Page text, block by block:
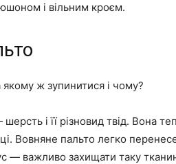
і вільним кроєм.
якому ж зупинитися і чому?
і її різновид твід. Вона
Вовняне пальто легко
— важливо захищати таку